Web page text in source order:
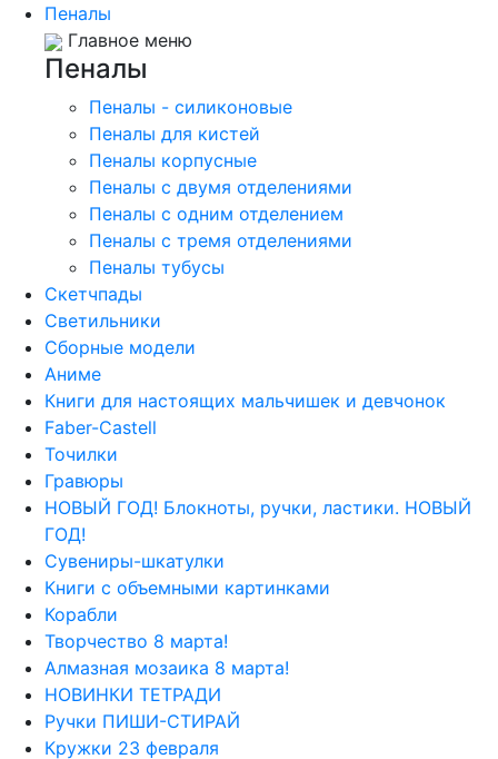
Пеналы
Главное меню
Пеналы
Пеналы - силиконовые
Пеналы для кистей
Пеналы корпусные
Пеналы с двумя отделениями
Пеналы с одним отделением
Пеналы с тремя отделениями
Пеналы тубусы
Скетчпады
Светильники
Сборные модели
Аниме
Книги для настоящих мальчишек и девчонок
Faber-Castell
Точилки
Гравюры
НОВЫЙ ГОД! Блокноты, ручки, ластики. НОВЫЙ
ГОД!
Сувениры-шкатулки
Книги с объемными картинками
Корабли
Творчество 8 марта!
Алмазная мозаика 8 марта!
НОВИНКИ ТЕТРАДИ
Ручки ПИШИ-СТИРАЙ
Кружки 23 февраля